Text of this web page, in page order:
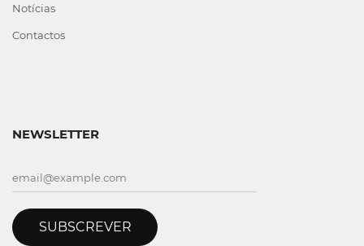
Notícias
Contactos
NEWSLETTER
SUBSCREVER